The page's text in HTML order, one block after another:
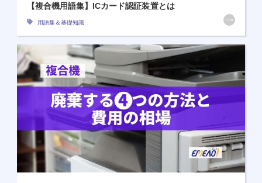
【複合機用語集】ICカード認証装置とは
用語集＆基礎知識